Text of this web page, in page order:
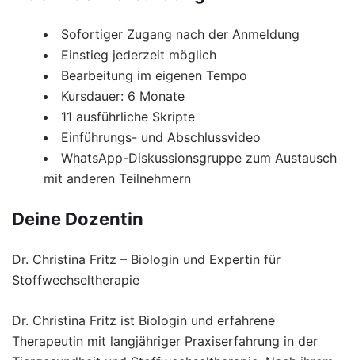
Sofortiger Zugang nach der Anmeldung
Einstieg jederzeit möglich
Bearbeitung im eigenen Tempo
Kursdauer: 6 Monate
11 ausführliche Skripte
Einführungs- und Abschlussvideo
WhatsApp-Diskussionsgruppe zum Austausch
mit anderen Teilnehmern
Deine Dozentin
Dr. Christina Fritz – Biologin und Expertin für
Stoffwechseltherapie
Dr. Christina Fritz ist Biologin und erfahrene
Therapeutin mit langjähriger Praxiserfahrung in der